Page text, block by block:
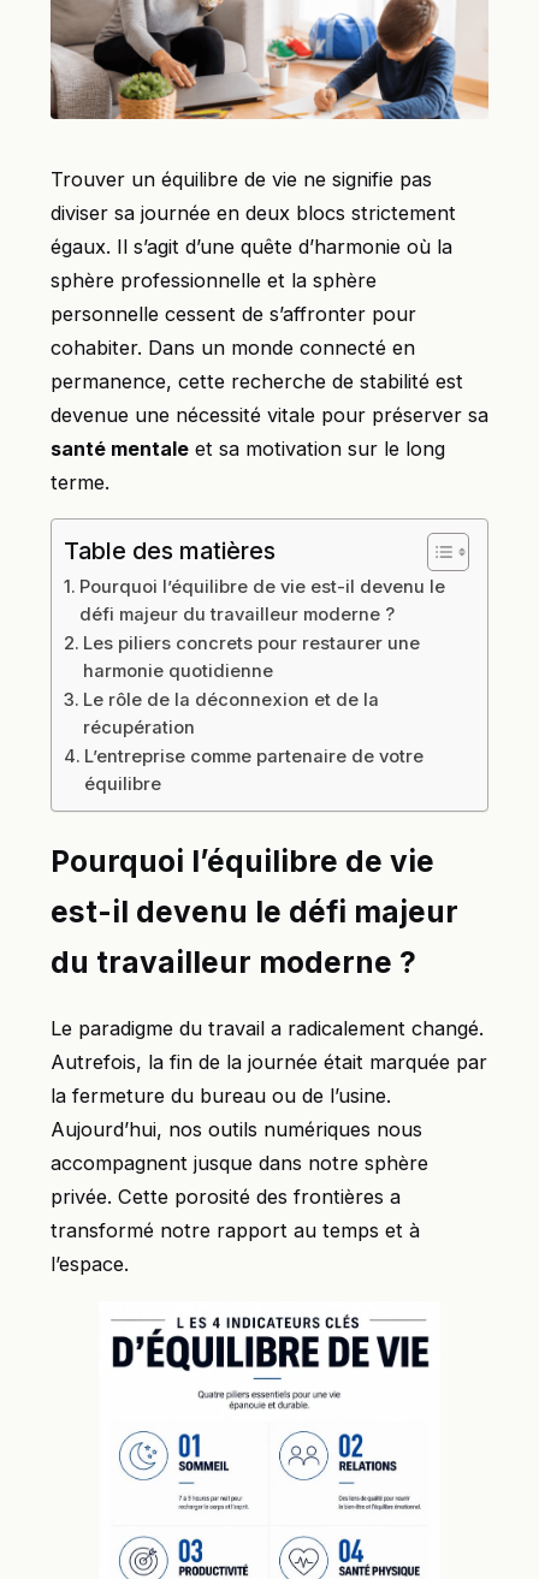
Trouver un équilibre de vie ne signifie pas
diviser sa journée en deux blocs strictement
égaux. Il s’agit d’une quête d’harmonie où la
sphère professionnelle et la sphère
personnelle cessent de s’affronter pour
cohabiter. Dans un monde connecté en
permanence, cette recherche de stabilité est
devenue une nécessité vitale pour préserver sa
santé mentale et sa motivation sur le long
terme.
Table des matières
Pourquoi l’équilibre de vie est-il devenu le
défi majeur du travailleur moderne ?
Les piliers concrets pour restaurer une
harmonie quotidienne
Le rôle de la déconnexion et de la
récupération
L’entreprise comme partenaire de votre
équilibre
Pourquoi l’équilibre de vie
est-il devenu le défi majeur
du travailleur moderne ?
Le paradigme du travail a radicalement changé.
Autrefois, la fin de la journée était marquée par
la fermeture du bureau ou de l’usine.
Aujourd’hui, nos outils numériques nous
accompagnent jusque dans notre sphère
privée. Cette porosité des frontières a
transformé notre rapport au temps et à
l’espace.